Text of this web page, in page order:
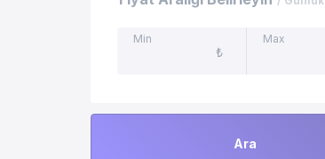
Özel Yüzme Havuzu
Yemek Masası
Min
₺
Max
Ara